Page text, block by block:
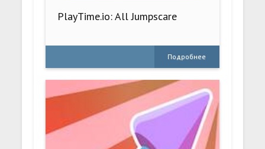
PlayTime.io: All Jumpscare
Подробнее